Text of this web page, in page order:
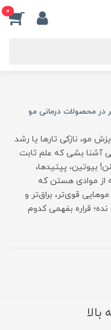
0
در محصولات درمانی مو
مو، نازکی تارها یا رشد
آشنا بشی که علم ثابت
بیوتین، پپتیدها،
از موادی هستن که
قوی‌تر، براق‌تر و
قراره بفهمی کدوم